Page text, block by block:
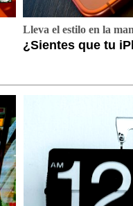
Lleva el estilo en la
¿Sientes que tu